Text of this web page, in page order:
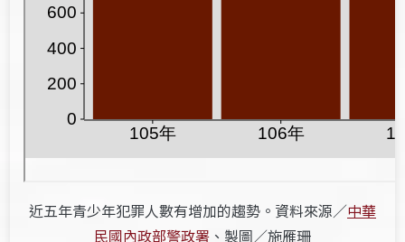
近五年青少年犯罪人數有增加的趨勢。資料來源／中華
民國內政部警政署 、製圖／施雁珊